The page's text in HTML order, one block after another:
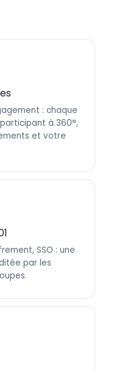
: chaque
à 360°,
et votre
SSO : une
par les